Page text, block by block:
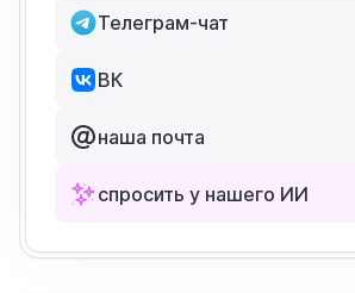
Телеграм-чат
ВК
наша почта
спросить у нашего ИИ